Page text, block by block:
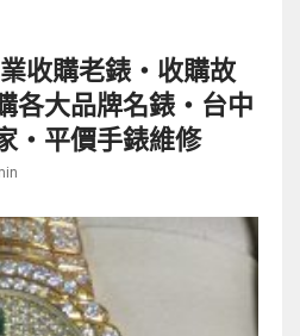
收購老錶・收購故
各大品牌名錶・台中
・平價手錶維修